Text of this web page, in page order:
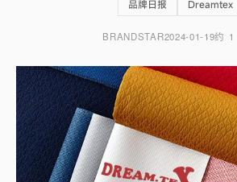
品牌日报 Dreamtex
BRANDSTAR2024-01-19约 1